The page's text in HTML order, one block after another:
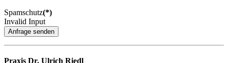
Spamschutz(*)
Invalid Input
Anfrage senden
Praxis Dr. Ulrich Riedl